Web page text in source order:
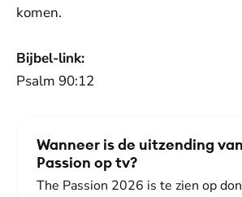
komen.
Bijbel-link:
Psalm 90:12
Wanneer is de uitzending
Passion op tv?
The Passion 2026 is te zien op